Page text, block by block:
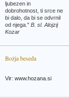
ljubezen in
dobrohotnost, ti srce ne
bi dalo, da bi se odvrnil
od njega." B. sl. Alojzij
Kozar
Božja beseda
Vir: www.hozana.si